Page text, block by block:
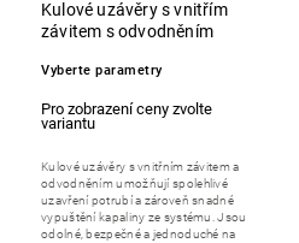
Kulové uzávěry s vnitřím
závitem s odvodněním
Vyberte parametry
Kulové uzávěry s vnitřním závitem a
odvodněním umožňují spolehlivé
uzavření potrubí a zároveň snadné
vypuštění kapaliny ze systému. Jsou
odolné, bezpečné a jednoduché na